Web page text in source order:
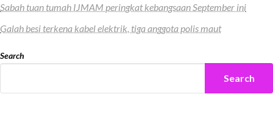
Sabah tuan tumah IJMAM peringkat kebangsaan September ini
Galah besi terkena kabel elektrik, tiga anggota polis maut
Search
Search